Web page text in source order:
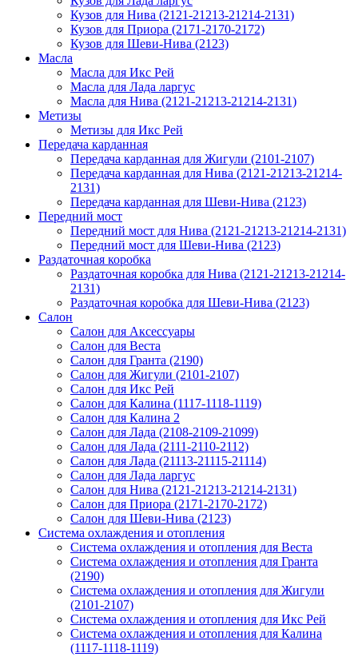
Кузов для Нива (2121-21213-21214-2131)
Кузов для Приора (2171-2170-2172)
Кузов для Шеви-Нива (2123)
Масла
Масла для Икс Рей
Масла для Лада ларгус
Масла для Нива (2121-21213-21214-2131)
Метизы
Метизы для Икс Рей
Передача карданная
Передача карданная для Жигули (2101-2107)
Передача карданная для Нива (2121-21213-21214-
2131)
Передача карданная для Шеви-Нива (2123)
Передний мост
Передний мост для Нива (2121-21213-21214-2131)
Передний мост для Шеви-Нива (2123)
Раздаточная коробка
Раздаточная коробка для Нива (2121-21213-21214-
2131)
Раздаточная коробка для Шеви-Нива (2123)
Салон
Салон для Аксессуары
Салон для Веста
Салон для Гранта (2190)
Салон для Жигули (2101-2107)
Салон для Икс Рей
Салон для Калина (1117-1118-1119)
Салон для Калина 2
Салон для Лада (2108-2109-21099)
Салон для Лада (2111-2110-2112)
Салон для Лада (21113-21115-21114)
Салон для Лада ларгус
Салон для Нива (2121-21213-21214-2131)
Салон для Приора (2171-2170-2172)
Салон для Шеви-Нива (2123)
Система охлаждения и отопления
Система охлаждения и отопления для Веста
Система охлаждения и отопления для Гранта
(2190)
Система охлаждения и отопления для Жигули
(2101-2107)
Система охлаждения и отопления для Икс Рей
Система охлаждения и отопления для Калина
(1117-1118-1119)